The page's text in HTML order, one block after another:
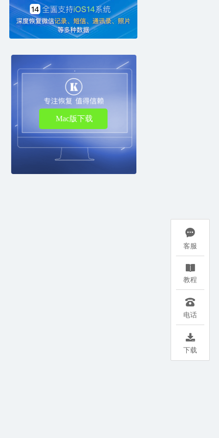
Mac版下载

客服

教程

电话

下载